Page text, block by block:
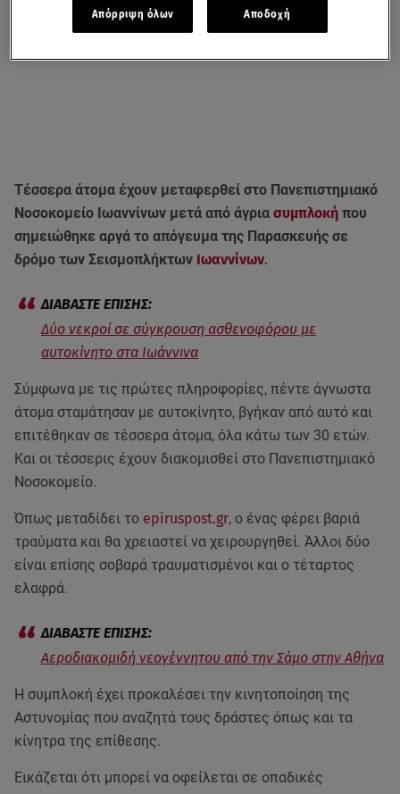
Τέσσερα άτομα έχουν μεταφερθεί στο Πανεπιστημιακό
Νοσοκομείο Ιωαννίνων μετά από άγρια συμπλοκή που
σημειώθηκε αργά το απόγευμα της Παρασκευής σε
δρόμο των Σεισμοπλήκτων Ιωαννίνων.
Δύο νεκροί σε σύγκρουση ασθενοφόρου με
αυτοκίνητο στα Ιωάννινα
Σύμφωνα με τις πρώτες πληροφορίες, πέντε άγνωστα
άτομα σταμάτησαν με αυτοκίνητο, βγήκαν από αυτό και
επιτέθηκαν σε τέσσερα άτομα, όλα κάτω των 30 ετών.
Και οι τέσσερις έχουν διακομισθεί στο Πανεπιστημιακό
Νοσοκομείο.
Όπως μεταδίδει το epiruspost.gr, o ένας φέρει βαριά
τραύματα και θα χρειαστεί να χειρουργηθεί. Άλλοι δύο
είναι επίσης σοβαρά τραυματισμένοι και ο τέταρτος
ελαφρά.
Αεροδιακομιδή νεογέννητου από την Σάμο στην Αθήνα
Η συμπλοκή έχει προκαλέσει την κινητοποίηση της
Αστυνομίας που αναζητά τους δράστες όπως και τα
κίνητρα της επίθεσης.
Εικάζεται ότι μπορεί να οφείλεται σε οπαδικές
Απόρριψη όλων Αποδοχή